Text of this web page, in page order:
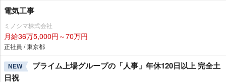
電気工事
ミノシマ株式会社
月給36万5,000円～70万円
正社員 / 東京都
NEW
プライム上場グループの「人事」年休120日以上 完全土
日祝